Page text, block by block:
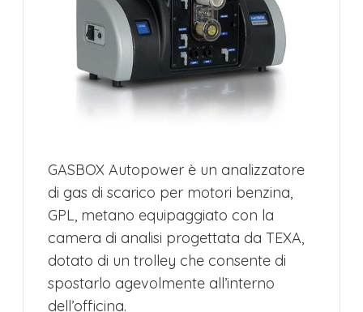
GASBOX Autopower è un analizzatore
di gas di scarico per motori benzina,
GPL, metano equipaggiato con la
camera di analisi progettata da TEXA,
dotato di un trolley che consente di
spostarlo agevolmente all’interno
dell’officina.